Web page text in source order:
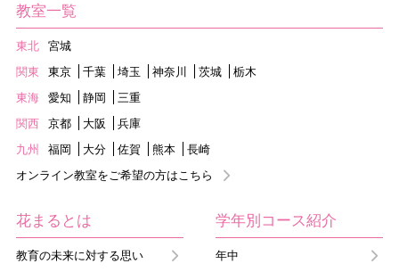
教室一覧
東北
宮城
関東
東京 千葉 埼玉 神奈川 茨城
栃木
東海
愛知 静岡
三重
関西
京都 大阪
兵庫
九州
福岡 大分 佐賀 熊本
長崎
オンライン教室をご希望の方はこちら
花まるとは
教育の未来に対する思い
学年別コース紹介
年中